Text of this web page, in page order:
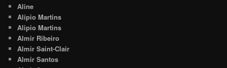
Aline
Alípio Martins
Alipio Martins
Almir Ribeiro
Almir Saint-Clair
Almir Santos